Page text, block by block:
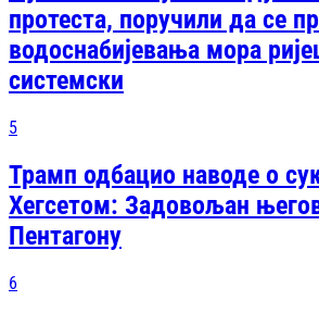
протеста, поручили да се
водоснабијевања мора
системски
5
Трамп одбацио наводе о
Хегсетом: Задовољан
Пентагону
6